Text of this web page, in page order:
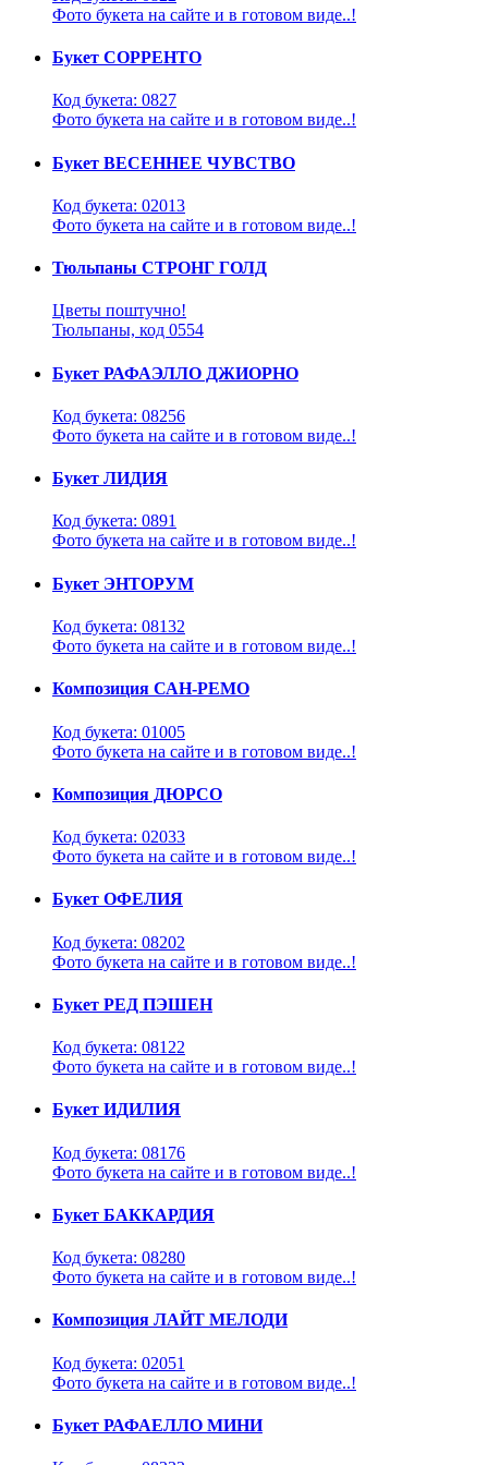
Фото букета на сайте и в готовом виде..!
Букет СОРРЕНТО
Код букета: 0827
Фото букета на сайте и в готовом виде..!
Букет ВЕСЕННЕЕ ЧУВСТВО
Код букета: 02013
Фото букета на сайте и в готовом виде..!
Тюльпаны СТРОНГ ГОЛД
Цветы поштучно!
Тюльпаны, код 0554
Букет РАФАЭЛЛО ДЖИОРНО
Код букета: 08256
Фото букета на сайте и в готовом виде..!
Букет ЛИДИЯ
Код букета: 0891
Фото букета на сайте и в готовом виде..!
Букет ЭНТОРУМ
Код букета: 08132
Фото букета на сайте и в готовом виде..!
Композиция САН-РЕМО
Код букета: 01005
Фото букета на сайте и в готовом виде..!
Композиция ДЮРСО
Код букета: 02033
Фото букета на сайте и в готовом виде..!
Букет ОФЕЛИЯ
Код букета: 08202
Фото букета на сайте и в готовом виде..!
Букет РЕД ПЭШЕН
Код букета: 08122
Фото букета на сайте и в готовом виде..!
Букет ИДИЛИЯ
Код букета: 08176
Фото букета на сайте и в готовом виде..!
Букет БАККАРДИЯ
Код букета: 08280
Фото букета на сайте и в готовом виде..!
Композиция ЛАЙТ МЕЛОДИ
Код букета: 02051
Фото букета на сайте и в готовом виде..!
Букет РАФАЕЛЛО МИНИ